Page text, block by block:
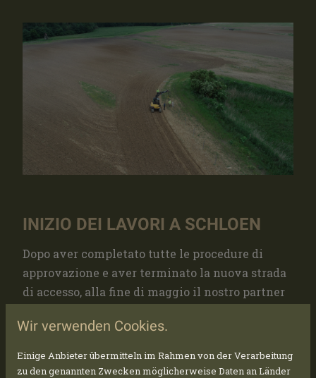
INIZIO DEI LAVORI A SCHLOEN
Dopo aver completato tutte le procedure di
approvazione e aver terminato la nuova strada
di accesso, alla fine di maggio il nostro partner
la costruzione del più grande progetto nella
storia del The Dillinger Group.
Nawasol
Bluetable GmbH, un partner molto esperto e
Wir verwenden Cookies.
Einige Anbieter übermitteln im Rahmen von der Verarbeitung
zu den genannten Zwecken möglicherweise Daten an Länder